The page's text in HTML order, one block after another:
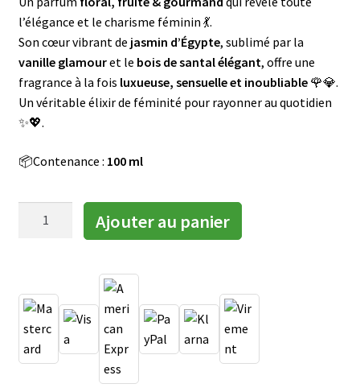
Blog
Devenir Partenaire LR
l’élégance et le charisme féminin 💃.
Son cœur vibrant de jasmin d’Égypte, sublimé par la
vanille glamouret le bois de santal élégant, offre une
fragrance à la fois luxueuse, sensuelle et inoubliable🌹💎.
Un véritable élixir de féminité pour rayonner au quotidien
✨💖.
📦Contenance : 100 ml
WOMEN
Ajouter au panier